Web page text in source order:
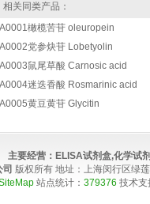
相关同类产品：
A0001橄榄苦苷 oleuropein
A0002党参炔苷 Lobetyolin
A0003鼠尾草酸 Carnosic acid
A0004迷迭香酸 Rosmarinic acid
A0005黄豆黄苷 Glycitin
主要经营： ELISA试剂盒,化学试
版权所有 地址：上海闵行区绿
站点统计： 379376 技术支